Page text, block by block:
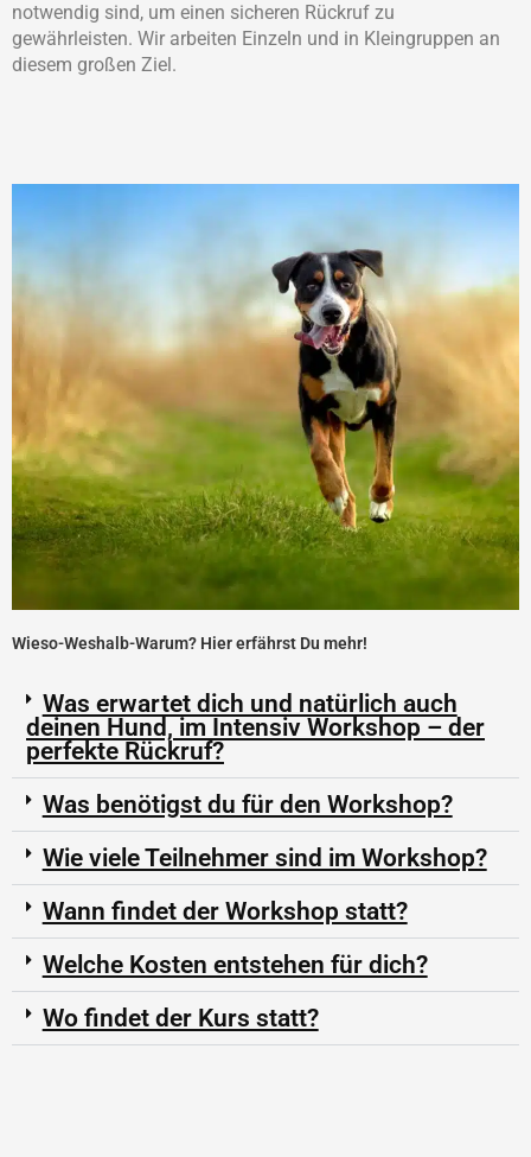
notwendig sind, um einen sicheren Rückruf zu
gewährleisten. Wir arbeiten Einzeln und in Kleingruppen an
diesem großen Ziel.
Wieso-Weshalb-Warum? Hier erfährst Du mehr!
Was erwartet dich und natürlich auch
deinen Hund, im Intensiv Workshop – der
perfekte Rückruf?
Was benötigst du für den Workshop?
Wie viele Teilnehmer sind im Workshop?
Wann findet der Workshop statt?
Welche Kosten entstehen für dich?
Wo findet der Kurs statt?